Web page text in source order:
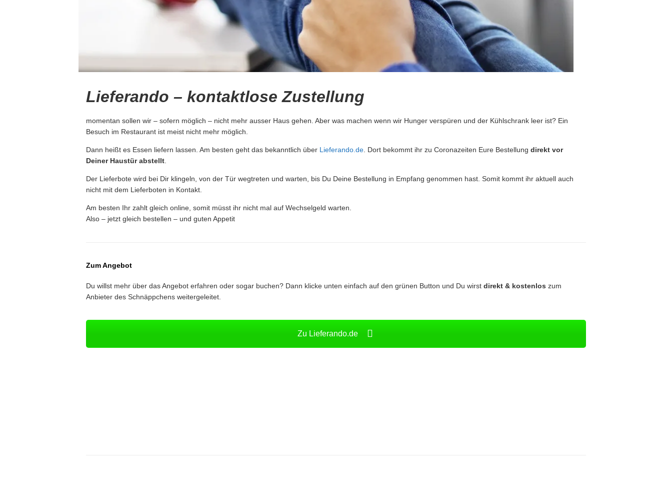
Lieferando – kontaktlose Zustellung
momentan sollen wir – sofern möglich – nicht mehr ausser Haus gehen. Aber was machen wenn wir Hunger verspüren und der Kühlschrank leer ist? Ein
Besuch im Restaurant ist meist nicht mehr möglich.
Dann heißt es Essen liefern lassen. Am besten geht das bekanntlich über Lieferando.de . Dort bekommt ihr zu Coronazeiten Eure Bestellung direkt vor
Deiner Haustür abstellt
Der Lieferbote wird bei Dir klingeln, von der Tür wegtreten und warten, bis Du Deine Bestellung in Empfang genommen hast. Somit kommt ihr aktuell auch
nicht mit dem Lieferboten in Kontakt.
Am besten Ihr zahlt gleich online, somit müsst ihr nicht mal auf Wechselgeld warten.
Also – jetzt gleich bestellen – und guten Appetit
Zum Angebot
Du willst mehr über das Angebot erfahren oder sogar buchen? Dann klicke unten einfach auf den grünen Button und Du wirst direkt & kostenlos zum
Anbieter des Schnäppchens weitergeleitet.
Zu Lieferando.de